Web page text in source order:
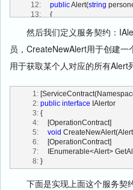
  12:
public Alert(string
  13:
     {
  15:
this.Person = persone;
.Message =
  17:
this.Time = time;
  18:
     }
  19:
}
然后我们定义服务契约：
员，CreateNewAlert用于创建
用于获取某个人对应的所有Alert
   1:
   2:
public interface IAlertor
   3:
{
   4:
     [OperationContract]
   5:
void
   6:
     [OperationContract]
   7:
IEnumerable<Alert>
   8:
}
下面是实现上面这个服务契